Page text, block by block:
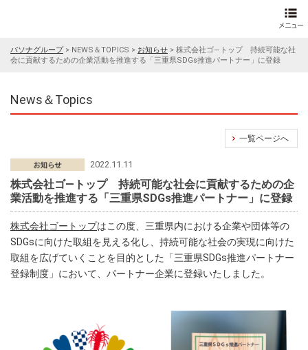
パソナグループ> NEWS＆TOPICS > お知らせ > 株式会社ゴ―トップ 持続可能な社
会に貢献するための企業活動を推進する「三重県SDGs推進パートナー」に登録
News＆Topics
一覧ページへ
2022.11.11
株式会社ゴ―トップ 持続可能な社会に貢献するための企
業活動を推進する「三重県SDGs推進パートナー」に登録
株式会社ゴートップはこの度、三重県内における企業や団体等の
SDGsに向けた取組を見える化し、持続可能な社会の実現に向けた
取組を広げていくことを目的とした「三重県SDGs推進パートナー
登録制度」において、パートナー企業に登録いたしました。